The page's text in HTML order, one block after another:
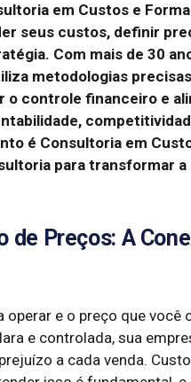
em Custos e
seus custos, definir
Com mais de 30
metodologias
o controle financeiro e
é Consultoria em
para transformar
de Preços: A
operar e o preço que você
e controlada, sua
a cada venda.